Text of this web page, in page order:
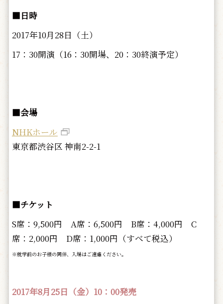
■日時
2017年10月28日（土）
17：30開演（16：30開場、20：30終演予定）
■会場
NHKホール
東京都渋谷区 神南2-2-1
■チケット
S席：9,500円 A席：6,500円 B席：4,000円 C
席：2,000円 D席：1,000円（すべて税込）
※就学前のお子様の同伴、入場はご遠慮ください。
2017年8月25日（金）10：00発売